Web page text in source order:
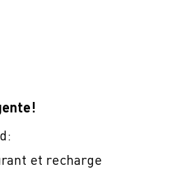
et recharge